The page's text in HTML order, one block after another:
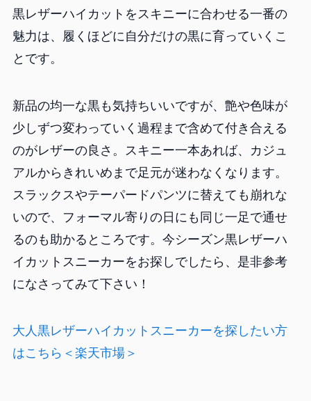
黒レザーハイカットをスキニーに合わせる一番の
魅力は、履くほどに自分だけの黒に育っていくこ
とです。
新品の均一な黒も気持ちいいですが、艶や色味が
少しずつ変わっていく過程まで含めて付き合える
のがレザーの良さ。スキニー一本あれば、カジュ
アルからきれいめまで足元が迷わなくなります。
スラックスやテーパードパンツに替えても崩れな
いので、フォーマル寄りの日にも同じ一足で通せ
るのも助かるところです。今シーズン黒レザーハ
イカットスニーカーをお探しでしたら、是非参考
になさってみて下さい！
大人黒レザーハイカットスニーカーを探したい方
はこちら＜楽天市場＞